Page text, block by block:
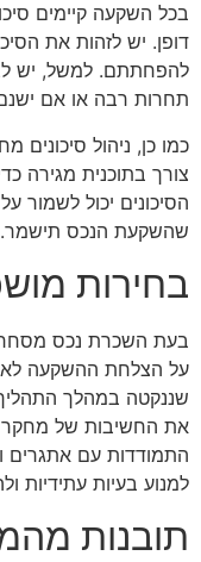
בכל השקעה קיימים
דופן. יש לזהות את
להפחתתם. למשל, יש
תחרות רבה או אם ישנם
כמו כן, ניהול
צורך בתוכנית מגירה
הסיכונים יכול לשמור
שהשקעת הנכס תישמר.
בחירות
בעת השכרת נכס
על הצלחת ההשקעה
שננקטה במהלך
את החשיבות של מחקר
התמודדות עם אתגרים
למנוע בעיות עתידיות
תובנות